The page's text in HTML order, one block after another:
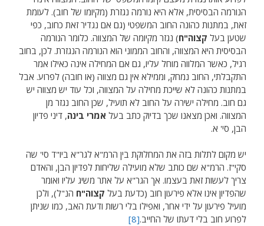
הנורמה הבסיסית, אלא היא נורמה נגזרת (מקיומו של חוב). לעומת
זאת, במתנות כהונה החוב המשפטי (גם אם נגדיר זאת כחוב, כפי
שטען בעל קצוה"ח) נגזר מקיומה של המצווה. כלומר הנורמה
הבסיסית היא המצווה, והחוב הממוני הוא הנורמה הנגזרת. לכן, בחוב
רגיל, כאשר המלווה מוחל עליו, גם אם המחילה אינה כאילו אמר
התקבלתי, החוב נמחק, וממילא אין גם מצווה (או חובה) לפרוע. אבל
במתנות כהונה לא שייכת מחילה על המצווה, וכל עוד יש מצווה יש
גם חוב. מחילה ישירה על החוב לא תועיל, שכן החוב נגזר מן
המצווה. ואכן מצאנו שכך בדיוק כתב בעל אמרי בינה, דיני פדיון
הבן, סי' א.
יש מקום לתלות בזה את המחלוקת בין הרמ"א לגר"א ביו"ד סי' שה
סקי"ז. הרמ"א שם כותב שלא מועילה שליחות לפדיון הבן, והאדם
צריך לעשות זאת בעצמו. אך הגר"א על אתר משיג עליו ואומר
שהפדיון אינו אלא פירעון חוב (כדעת בעל קצוה"ח הנ"ל), ולכן
מועיל פירעון על ידי אחר, ואפילו בלי רשות ודעת האב, כמו שניתן
לפרוע חוב בלי דעתו של החייב.[8]